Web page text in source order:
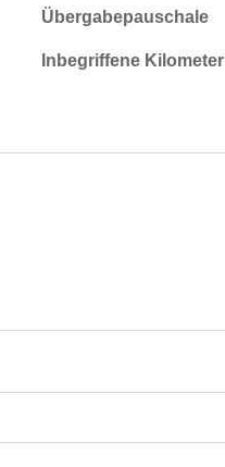
Übergabepauschale
Inbegriffene Kilometer